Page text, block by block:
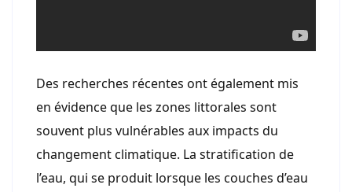
Des recherches récentes ont également mis
en évidence que les zones littorales sont
souvent plus vulnérables aux impacts du
changement climatique. La stratification de
l’eau, qui se produit lorsque les couches d’eau